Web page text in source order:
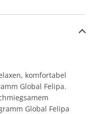
komfortabel
Global Felipa.
Global Felipa